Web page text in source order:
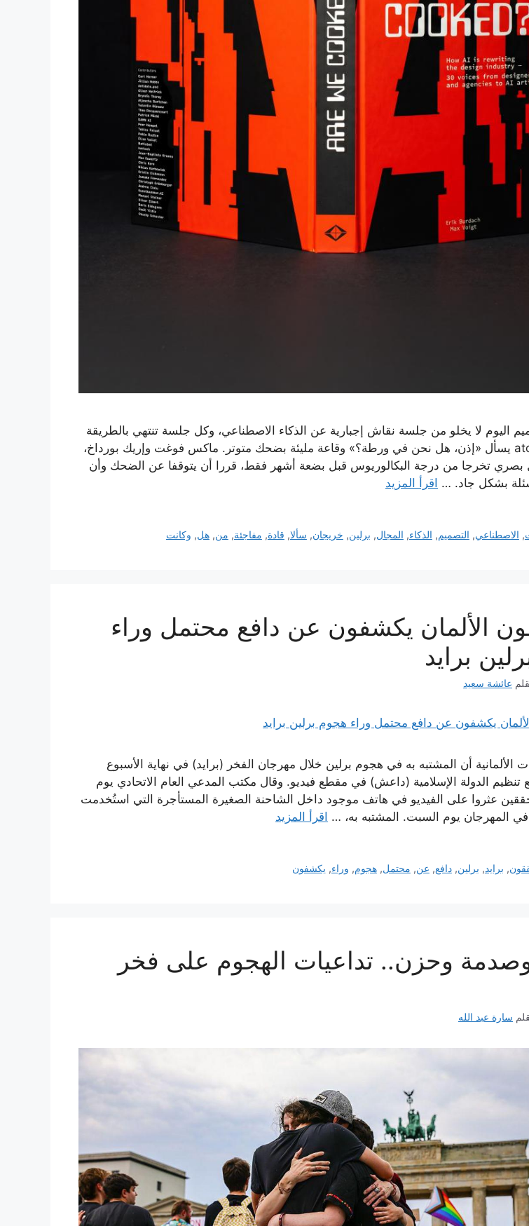
اليوم لا يخلو من جلسة نقاش إجبارية عن الذكاء الاصطناعي، وكل جلسة تنتهي بالطريقة
نفسها: مودرator يسأل «إذن، هل نحن في ورطة؟» وقاعة مليئة بضحك متوتر. ماكس فوغت وإريك بورداخ،
تخرجا من درجة البكالوريوس قبل بضعة أشهر فقط، قررا أن يتوقفا عن الضحك وأن
بشكل جاد. … اقرأ المزيد
, الاصطناعي, التصميم, الذكاء, المجال, برلين, خريجان, سألا, قادة, مفاجئة, من,هل, وكانت
الألمان يكشفون عن دافع محتمل وراء
برايد
عائشة سعيد
الألمانية أن المشتبه به في هجوم برلين خلال مهرجان الفخر (برايد) في نهاية الأسبوع
تنظيم الدولة الإسلامية (داعش) في مقطع فيديو. وقال مكتب المدعي العام الاتحادي يوم
عثروا على الفيديو في هاتف موجود داخل الشاحنة الصغيرة المستأجرة التي استُخدمت
المهرجان يوم السبت. المشتبه به، … اقرأ المزيد
, برايد, برلين,دافع, عن, محتمل,هجوم, وراء, يكشفون
وحزن.. تداعيات الهجوم على فخر
سارة عبد الله